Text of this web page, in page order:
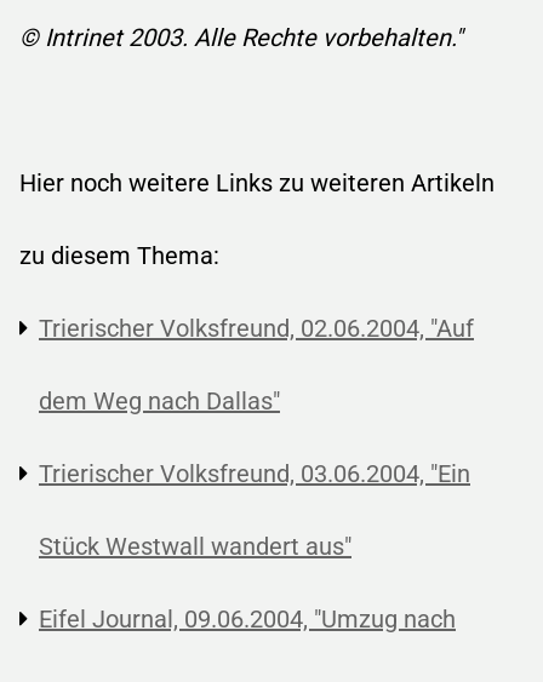
© Intrinet 2003. Alle Rechte vorbehalten."
Hier noch weitere Links zu weiteren Artikeln
zu diesem Thema:
Trierischer Volksfreund, 02.06.2004, "Auf
dem Weg nach Dallas"
Trierischer Volksfreund, 03.06.2004, "Ein
Stück Westwall wandert aus"
Eifel Journal, 09.06.2004, "Umzug nach